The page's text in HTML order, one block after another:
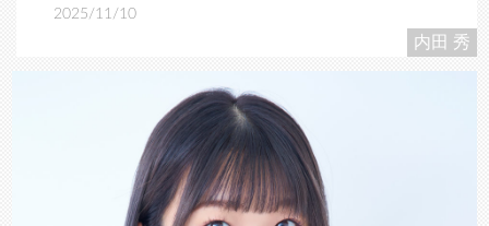
2025/11/10
内田 秀